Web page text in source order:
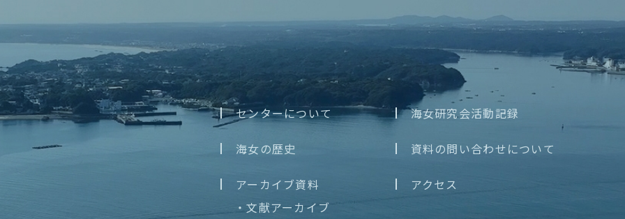
センターについて
海女の歴史
アーカイブ資料
・文献アーカイブ
海女研究会活動記録
資料の問い合わせについて
アクセス